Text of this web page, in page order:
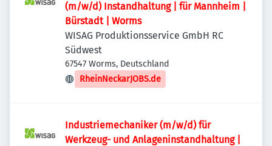
(m/w/d) Instandhaltung | für Mannheim |
Bürstadt | Worms
WISAG Produktionsservice GmbH RC
Südwest
67547 Worms, Deutschland
RheinNeckarJOBS.de
Industriemechaniker (m/w/d) für
Werkzeug- und Anlageninstandhaltung |